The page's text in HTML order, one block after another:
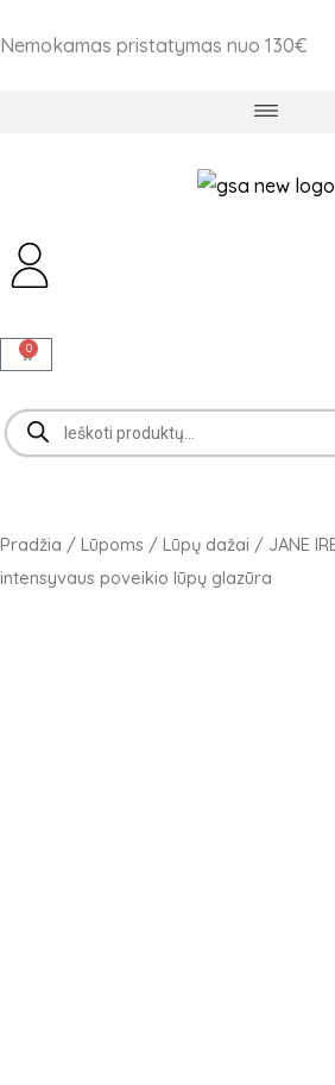
prie
Nemokamas pristatymas nuo 130€
0
Cart
Products
search
Pradžia / Lūpoms / Lūpų dažai / JANE
intensyvaus poveikio lūpų glazūra